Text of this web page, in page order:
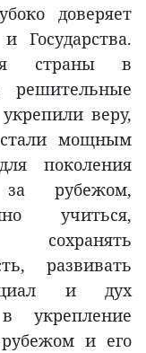
доверяет
Государства.
страны в
веру,
мощным
поколения
за рубежом,
учиться,
сохранять
развивать
и дух
укрепление
и его